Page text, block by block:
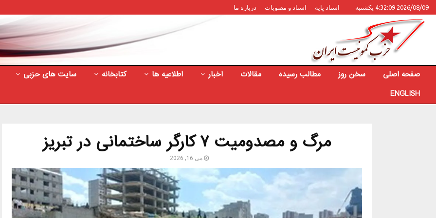
2026/08/09 4:32:09 یکشنبه اسناد پایه اسناد و مصوبات درباره ما
صفحه اصلی سخن روز مطالب رسیده مقالات اخبار اطلاعیه ها کتابخانه سایت های حزبی
ENGLISH
مرگ و مصدومیت ۷ کارگر ساختمانی در تبریز
می 16, 2026